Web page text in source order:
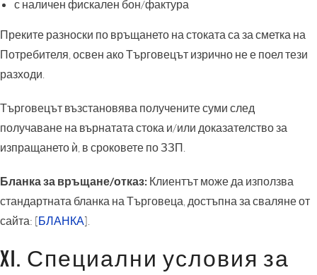
с наличен фискален бон/фактура
Преките разноски по връщането на стоката са за сметка на
Потребителя, освен ако Търговецът изрично не е поел тези
разходи.
Търговецът възстановява получените суми след
получаване на върнатата стока и/или доказателство за
изпращането ѝ, в сроковете по ЗЗП.
Бланка за връщане/отказ: Клиентът може да използва
стандартната бланка на Търговеца, достъпна за сваляне от
сайта: [БЛАНКА].
XI. Специални условия за